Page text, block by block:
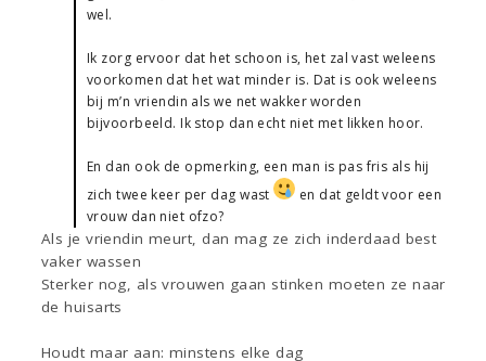
wel.
Ik zorg ervoor dat het schoon is, het zal vast weleens
voorkomen dat het wat minder is. Dat is ook weleens
bij m’n vriendin als we net wakker worden
bijvoorbeeld. Ik stop dan echt niet met likken hoor.
En dan ook de opmerking, een man is pas fris als hij
zich twee keer per dag wast
en dat geldt voor een
vrouw dan niet ofzo?
Als je vriendin meurt, dan mag ze zich inderdaad best
vaker wassen
Sterker nog, als vrouwen gaan stinken moeten ze naar
de huisarts
Houdt maar aan: minstens elke dag